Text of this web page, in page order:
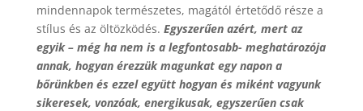
mindennapok természetes, magától értetődő része a
stílus és az öltözködés. Egyszerűen azért, mert az
egyik – még ha nem is a legfontosabb- meghatározója
annak, hogyan érezzük magunkat egy napon a
bőrünkben és ezzel együtt hogyan és miként vagyunk
sikeresek, vonzóak, energikusak, egyszerűen csak